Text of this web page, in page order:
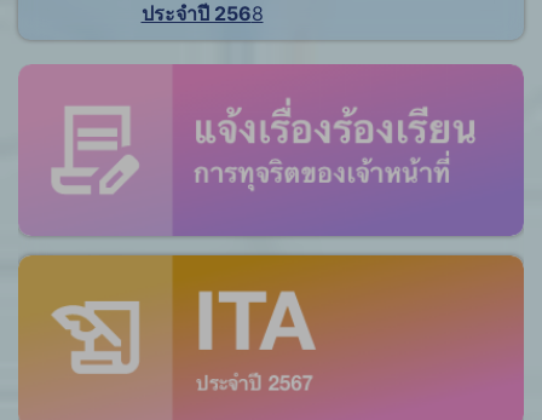
ประจำปี 2568